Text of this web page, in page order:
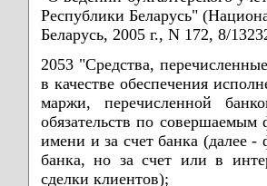
Республики Беларусь"
Беларусь, 2005 г., N 172, 8/
2053 "Средства,
в качестве обеспечения
маржи, перечисленной
обязательств по
имени и за счет банка (далее
банка, но за счет или в
сделки клиентов);